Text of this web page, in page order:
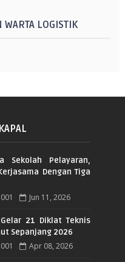
WARTA LOGISTIK
Sekolah Pelayaran,
Dengan Tiga
Jun 11, 2026
Gelar 21 Diklat Teknis
Sepanjang 2026
Apr 08, 2026